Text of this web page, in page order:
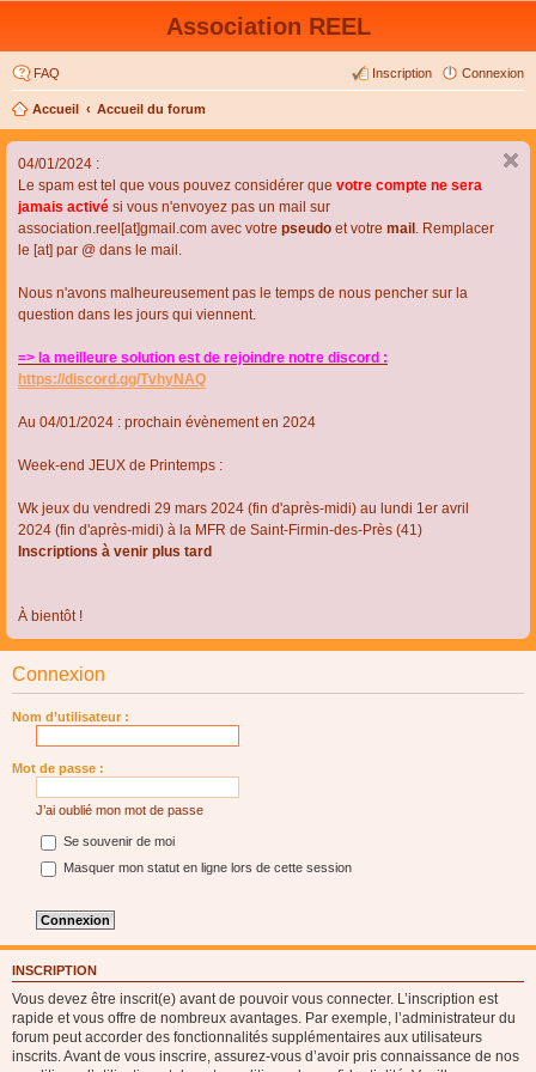
Association REEL
FAQ Connexion
Inscription
Accueil Accueil du forum
04/01/2024 :
Le spam est tel que vous pouvez considérer que votre compte ne sera
jamais activé si vous n'envoyez pas un mail sur
association.reel[at]gmail.com avec votre pseudo et votre mail . Remplacer
le [at] par @ dans le mail.
Nous n'avons malheureusement pas le temps de nous pencher sur la
question dans les jours qui viennent.
=> la meilleure solution est de rejoindre notre discord :
https://discord.gg/TvhyNAQ
Au 04/01/2024 : prochain évènement en 2024
Week-end JEUX de Printemps :
Wk jeux du vendredi 29 mars 2024 (fin d'après-midi) au lundi 1er avril
2024 (fin d'après-midi) à la MFR de Saint-Firmin-des-Près (41)
Inscriptions à venir plus tard
À bientôt !
Connexion
Nom d’utilisateur :
Mot de passe :
J’ai oublié mon mot de passe
Se souvenir de moi
Masquer mon statut en ligne lors de cette session
INSCRIPTION
Vous devez être inscrit(e) avant de pouvoir vous connecter. L’inscription est
rapide et vous offre de nombreux avantages. Par exemple, l’administrateur du
forum peut accorder des fonctionnalités supplémentaires aux utilisateurs
inscrits. Avant de vous inscrire, assurez-vous d’avoir pris connaissance de nos